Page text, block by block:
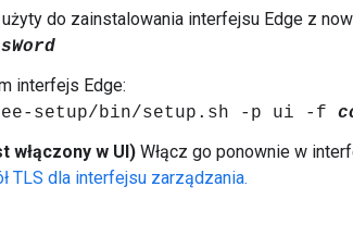
do zainstalowania interfejsu Edge z
interfejs Edge:
setup/bin/setup.sh -p ui -f
włączony w UI) Włącz go ponownie w
TLS dla interfejsu zarządzania.